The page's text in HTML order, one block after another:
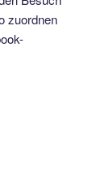
zuordnen